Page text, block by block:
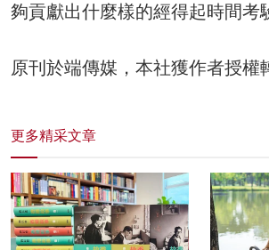
夠貢獻出什麼樣的經得起時間考
原刊於端傳媒，本社獲作者授權
更多精采文章